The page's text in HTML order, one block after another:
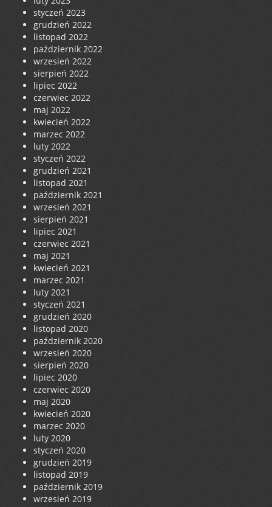
styczeń 2023
grudzień 2022
listopad 2022
październik 2022
wrzesień 2022
sierpień 2022
lipiec 2022
czerwiec 2022
maj 2022
kwiecień 2022
marzec 2022
luty 2022
styczeń 2022
grudzień 2021
listopad 2021
październik 2021
wrzesień 2021
sierpień 2021
lipiec 2021
czerwiec 2021
maj 2021
kwiecień 2021
marzec 2021
luty 2021
styczeń 2021
grudzień 2020
listopad 2020
październik 2020
wrzesień 2020
sierpień 2020
lipiec 2020
czerwiec 2020
maj 2020
kwiecień 2020
marzec 2020
luty 2020
styczeń 2020
grudzień 2019
listopad 2019
październik 2019
wrzesień 2019